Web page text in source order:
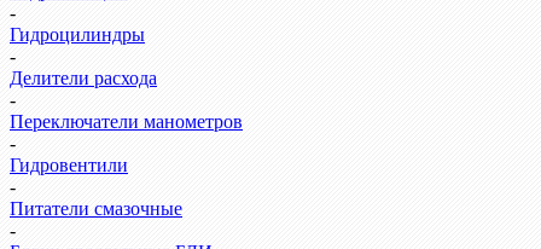
-
Гидроцилиндры
-
Делители расхода
-
Переключатели манометров
-
Гидровентили
-
Питатели смазочные
-